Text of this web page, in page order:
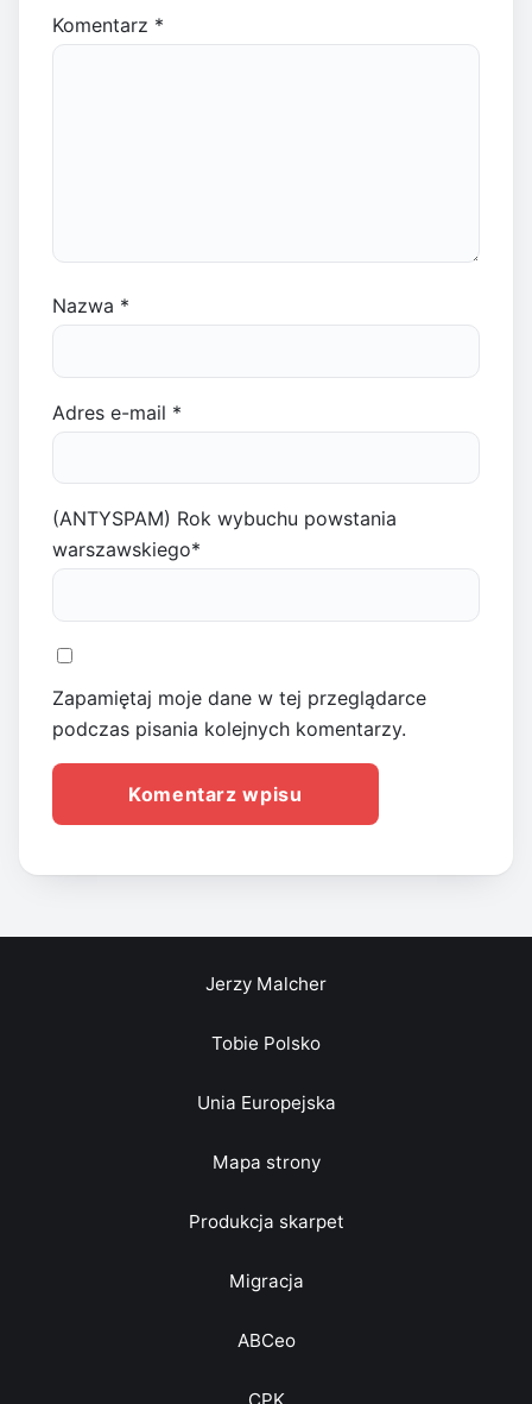
Komentarz *
Nazwa *
Adres e-mail *
(ANTYSPAM) Rok wybuchu powstania
warszawskiego*
Zapamiętaj moje dane w tej przeglądarce
podczas pisania kolejnych komentarzy.
Jerzy Malcher
Tobie Polsko
Unia Europejska
Mapa strony
Produkcja skarpet
Migracja
ABCeo
CPK